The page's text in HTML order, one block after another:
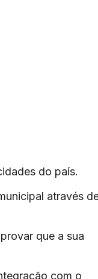
do país.
através
que a sua
com o